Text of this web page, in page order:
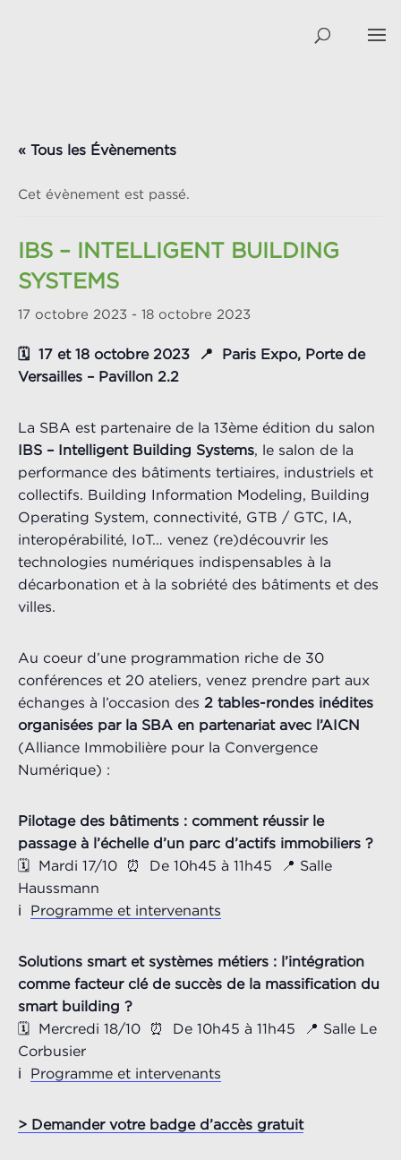
« Tous les Évènements
Cet évènement est passé.
IBS – INTELLIGENT BUILDING
SYSTEMS
17 octobre 2023 - 18 octobre 2023
🗓️ 17 et 18 octobre 2023 📍 Paris Expo, Porte de
Versailles – Pavillon 2.2
La SBA est partenaire de la 13ème édition du salon
IBS – Intelligent Building Systems, le salon de la
performance des bâtiments tertiaires, industriels et
collectifs. Building Information Modeling, Building
Operating System, connectivité, GTB / GTC, IA,
interopérabilité, IoT… venez (re)découvrir les
technologies numériques indispensables à la
décarbonation et à la sobriété des bâtiments et des
villes.
Au coeur d’une programmation riche de 30
conférences et 20 ateliers, venez prendre part aux
échanges à l’occasion des 2 tables-rondes inédites
organisées par la SBA en partenariat avec l’AICN
(Alliance Immobilière pour la Convergence
Numérique) :
Pilotage des bâtiments : comment réussir le
passage à l’échelle d’un parc d’actifs immobiliers ?
🗓️ Mardi 17/10 ⏰ De 10h45 à 11h45 📍 Salle
Haussmann
ℹ️ Programme et intervenants
Solutions smart et systèmes métiers : l’intégration
comme facteur clé de succès de la massification du
smart building ?
🗓️ Mercredi 18/10 ⏰ De 10h45 à 11h45 📍 Salle Le
Corbusier
ℹ️ Programme et intervenants
> Demander votre badge d’accès gratuit